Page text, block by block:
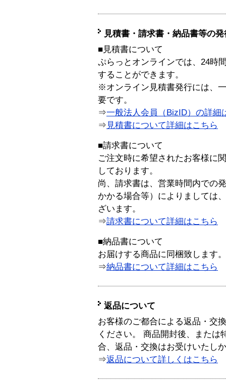
見積書・請求書・納品書等の
■見積書について
ぷらっとオンラインでは、24時
することができます。
※オンライン見積書発行には、
要です。
⇒一般法人会員（BizID）の詳細
⇒ 見積書について詳細はこちら
■請求書について
ご注文時に希望されたお客様に
しております。
尚、請求書は、営業時間内での
かかる場合等）によりましては
ざいます。
⇒請求書について詳細はこちら
■納品書について
お届けする商品に同梱致します。
⇒納品書について詳細はこちら
返品について
お客様のご都合による返品・交
ください。 商品開封後、または
合、返品・交換はお受けいたし
⇒返品について詳しくはこちら